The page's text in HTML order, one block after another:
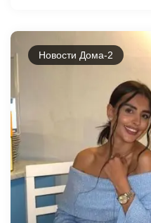
Новости Дома-2